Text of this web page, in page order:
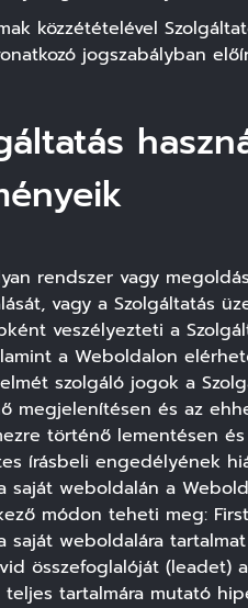
közzétételével
jogszabályban
rendszer vagy
vagy a Szolgáltatás
veszélyezteti a
a Weboldalon
szolgáló jogok a
megjelenítésen és az
történő lementésen
írásbeli engedélyének
saját weboldalán a
módon teheti meg:
saját weboldalára
összefoglalóját (leadet)
tartalmára mutató